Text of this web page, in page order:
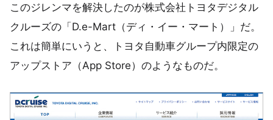
このジレンマを解決したのが株式会社トヨタデジタル
クルーズの「D.e-Mart（ディ・イー・マート）」だ。
これは簡単にいうと、トヨタ自動車グループ内限定の
アップストア（App Store）のようなものだ。